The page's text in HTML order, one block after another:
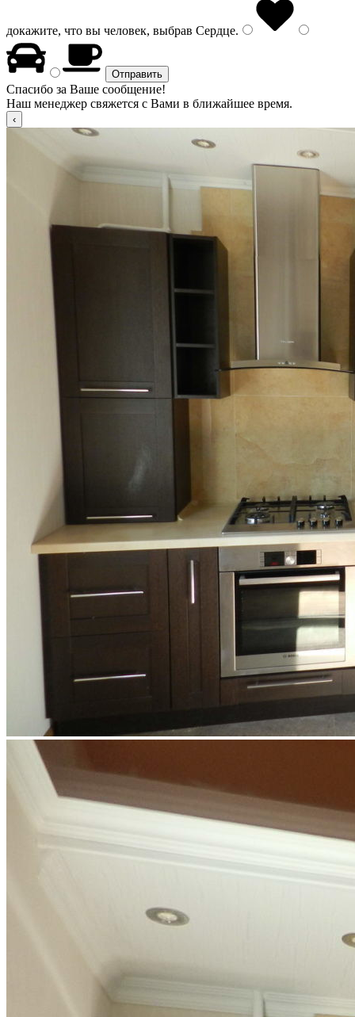
докажите, что вы человек, выбрав Сердце.
Спасибо за Ваше сообщение!
Наш менеджер свяжется с Вами в ближайшее время.